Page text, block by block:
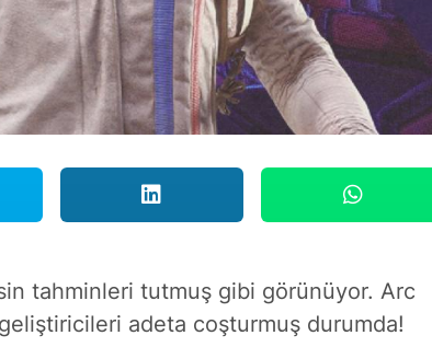
tahminleri tutmuş gibi görünüyor. Arc
adeta coşturmuş durumda!